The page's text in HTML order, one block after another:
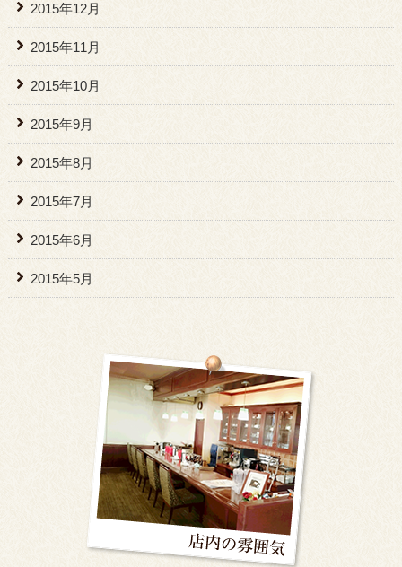
2015年12月
2015年11月
2015年10月
2015年9月
2015年8月
2015年7月
2015年6月
2015年5月